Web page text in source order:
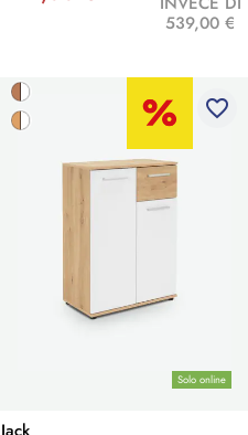
539,00 €
Solo online
favorite_border